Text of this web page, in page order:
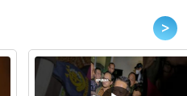
>